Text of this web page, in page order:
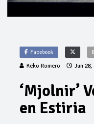
Facebook
Keko Romero Jun 28,
‘Mjolnir’
en Estiria